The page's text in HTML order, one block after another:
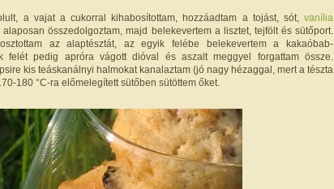
a vajat a cukorral kihabosítottam, hozzáadtam a tojást, sót, vanília
alaposan összedolgoztam, majd belekevertem a lisztet, tejfölt és sütőport.
az alaptésztát, az egyik felébe belekevertem a kakaóbab-
felét pedig apróra vágott dióval és aszalt meggyel forgattam össze.
kis teáskanálnyi halmokat kanalaztam (jó nagy hézaggal, mert a tészta
180 °C-ra előmelegített sütőben sütöttem őket.